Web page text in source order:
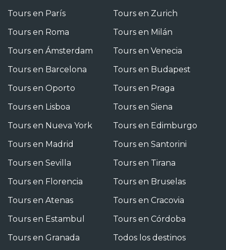
Tours en París
Tours en Roma
Tours en Ámsterdam
Tours en Barcelona
Tours en Oporto
Tours en Lisboa
Tours en Nueva York
Tours en Madrid
Tours en Sevilla
Tours en Florencia
Tours en Atenas
Tours en Estambul
Tours en Granada
Tours en Zurich
Tours en Milán
Tours en Venecia
Tours en Budapest
Tours en Praga
Tours en Siena
Tours en Edimburgo
Tours en Santorini
Tours en Tirana
Tours en Bruselas
Tours en Cracovia
Tours en Córdoba
Todos los destinos